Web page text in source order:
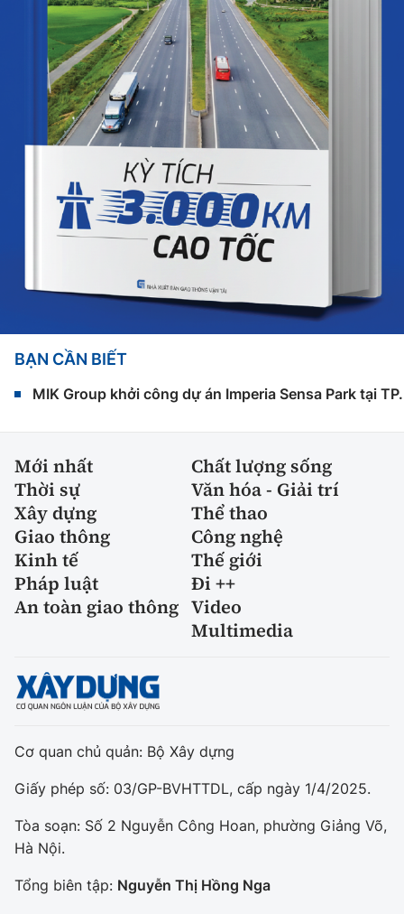
BẠN CẦN BIẾT
MIK Group khởi công dự án Imperia Sensa Park tại
Mới nhất
Chất lượng sống
Thời sự
Văn hóa - Giải trí
Xây dựng
Thể thao
Giao thông
Công nghệ
Kinh tế
Thế giới
Pháp luật
Đi ++
An toàn giao thông Video
Multimedia
Cơ quan chủ quản: Bộ Xây dựng
Giấy phép số: 03/GP-BVHTTDL, cấp ngày 1/4/2025.
Tòa soạn: Số 2 Nguyễn Công Hoan, phường Giảng Võ,
Hà Nội.
Tổng biên tập: Nguyễn Thị Hồng Nga